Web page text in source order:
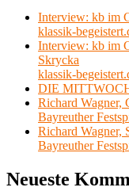
Interview: kb im
klassik-
Interview: kb im
Skrycka
klassik-
DIE
Richard Wagner,
Bayreuther
Richard Wagner,
Bayreuther
Neueste